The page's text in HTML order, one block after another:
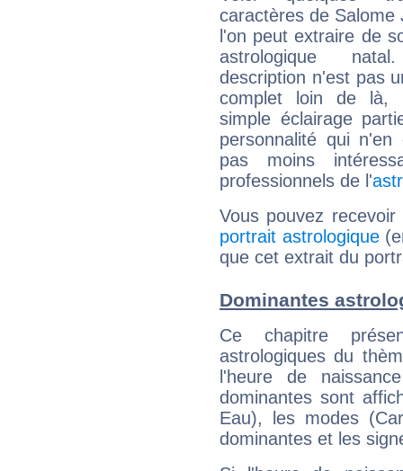
caractères de Salome
l'on peut extraire de
astrologique
description n'est pas
complet loin de là,
simple éclairage
personnalité qui n'en
pas moins
professionnels de l'
Vous pouvez
portrait astrologique
que cet extrait du
Dominantes
Ce chapitre
astrologiques du
l'heure de
dominantes sont
Eau), les modes
dominantes et les